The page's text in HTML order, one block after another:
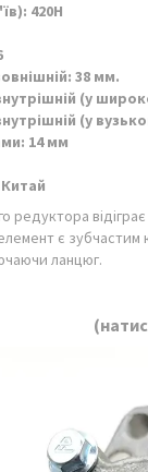
420H
38 мм.
(у
(у
14 мм
редуктора
є
ланцюг.